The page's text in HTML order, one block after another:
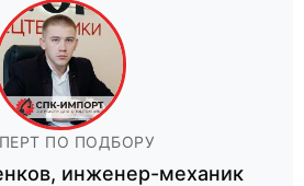
ПО ПОДБОРУ
, инженер-механик